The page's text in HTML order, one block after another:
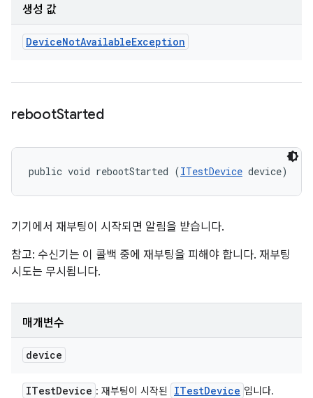
생성 값
DeviceNotAvailableException
rebootStarted
public void rebootStarted (ITestDevice device)
기기에서 재부팅이 시작되면 알림을 받습니다.
참고: 수신기는 이 콜백 중에 재부팅을 피해야 합니다. 재부팅
시도는 무시됩니다.
매개변수
device
ITestDevice : 재부팅이 시작된 ITestDevice 입니다.